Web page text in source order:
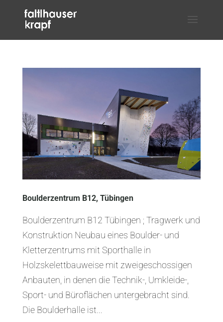
Boulderzentrum B12, Tübingen
Boulderzentrum B12 Tübingen ; Tragwerk und
Konstruktion Neubau eines Boulder- und
Kletterzentrums mit Sporthalle in
Holzskelettbauweise mit zweigeschossigen
Anbauten, in denen die Technik-, Umkleide-,
Sport- und Büroflächen untergebracht sind.
Die Boulderhalle ist...